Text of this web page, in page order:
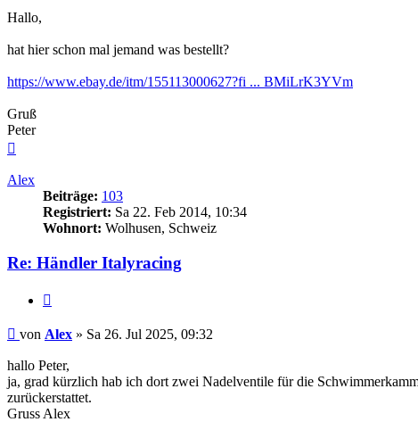
Hallo,
hat hier schon mal jemand was bestellt?
https://www.ebay.de/itm/155113000627?fi ... BMiLrK3YVm
Gruß
Peter
Alex
Beiträge: 103
Registriert: Sa 22. Feb 2014, 10:34
Wohnort: Wolhusen, Schweiz
Re: Händler Italyracing
Beitrag
von Alex » Sa 26. Jul 2025, 09:32
hallo Peter,
ja, grad kürzlich hab ich dort zwei Nadelventile für die
zurückerstattet.
Gruss Alex